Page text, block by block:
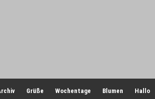
Grüße Wochentage Blumen Hallo